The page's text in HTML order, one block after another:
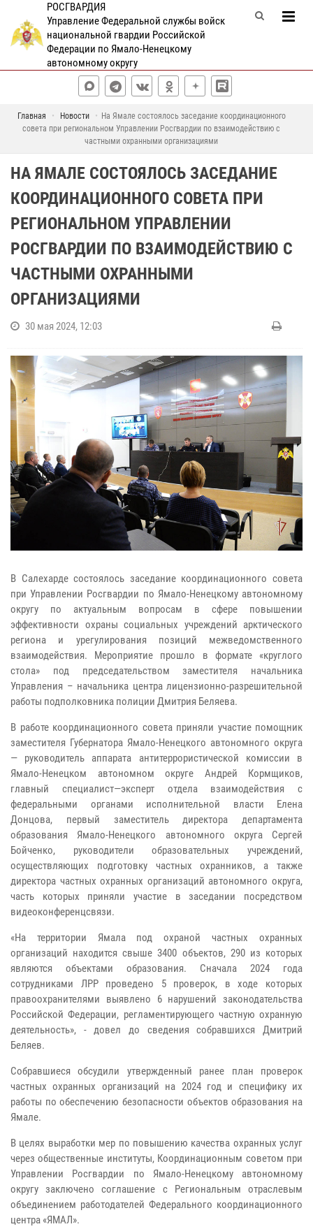
РОСГВАРДИЯ
Управление Федеральной службы войск
национальной гвардии Российской
Федерации по Ямало-Ненецкому
автономному округу
Главная Новости
На Ямале состоялось заседание координационного
совета при региональном Управлении Росгвардии по взаимодействию с
частными охранными организациями
НА ЯМАЛЕ СОСТОЯЛОСЬ ЗАСЕДАНИЕ
КООРДИНАЦИОННОГО СОВЕТА ПРИ
РЕГИОНАЛЬНОМ УПРАВЛЕНИИ
РОСГВАРДИИ ПО ВЗАИМОДЕЙСТВИЮ С
ЧАСТНЫМИ ОХРАННЫМИ
ОРГАНИЗАЦИЯМИ
30 мая 2024, 12:03
В Салехарде состоялось заседание координационного совета
при Управлении Росгвардии по Ямало-Ненецкому автономному
округу по актуальным вопросам в сфере повышении
эффективности охраны социальных учреждений арктического
региона и урегулирования позиций межведомственного
взаимодействия. Мероприятие прошло в формате «круглого
стола» под председательством заместителя начальника
Управления – начальника центра лицензионно-разрешительной
работы подполковника полиции Дмитрия Беляева.
В работе координационного совета приняли участие помощник
заместителя Губернатора Ямало-Ненецкого автономного округа
— руководитель аппарата антитеррористической комиссии в
Ямало-Ненецком автономном округе Андрей Кормщиков,
главный специалист—эксперт отдела взаимодействия с
федеральными органами исполнительной власти Елена
Донцова, первый заместитель директора департамента
образования Ямало-Ненецкого автономного округа Сергей
Бойченко, руководители образовательных учреждений,
осуществляющих подготовку частных охранников, а также
директора частных охранных организаций автономного округа,
часть которых приняли участие в заседании посредством
видеоконференцсвязи.
«На территории Ямала под охраной частных охранных
организаций находится свыше 3400 объектов, 290 из которых
являются объектами образования. Сначала 2024 года
сотрудниками ЛРР проведено 5 проверок, в ходе которых
правоохранителями выявлено 6 нарушений законодательства
Российской Федерации, регламентирующего частную охранную
деятельность», - довел до сведения собравшихся Дмитрий
Беляев.
Собравшиеся обсудили утвержденный ранее план проверок
частных охранных организаций на 2024 год и специфику их
работы по обеспечению безопасности объектов образования на
Ямале.
В целях выработки мер по повышению качества охранных услуг
через общественные институты, Координационным советом при
Управлении Росгвардии по Ямало-Ненецкому автономному
округу заключено соглашение с Региональным отраслевым
объединением работодателей Федерального координационного
центра «ЯМАЛ».